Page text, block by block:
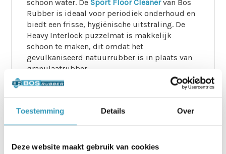
Toestemming Details Over
Deze website maakt gebruik van cookies
schoon water. DeSport Floor Cleanervan Bos
Rubber is ideaal voor periodiek onderhoud en
biedt een frisse, hygiënische uitstraling. De
Heavy Interlock puzzelmat is makkelijk
schoon te maken, dit omdat het
gevulkaniseerd natuurrubber is in plaats van
granulaatrubber.
de Heavy Interlock puzzelmatten.
De Fitness Puzzelmat Heavy is voorzien van
zelfs bij intensieve trainingen. Het duurzame